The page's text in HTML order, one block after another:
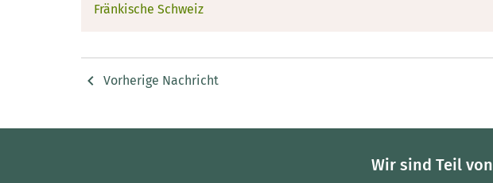
Fränkische Schweiz
Vorherige Nachricht
Wir sind Teil